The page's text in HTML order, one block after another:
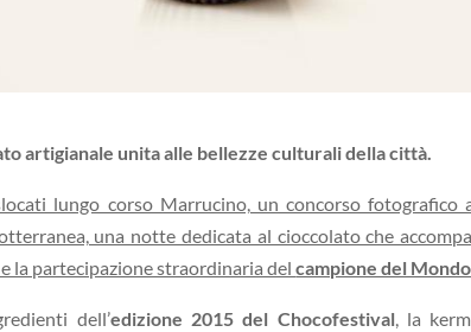
artigianale unita alle bellezze culturali della città.
lungo corso Marrucino, un concorso fotografico
una notte dedicata al cioccolato che
la partecipazione straordinaria delcampione del
dell’edizione 2015 del Chocofestival, la